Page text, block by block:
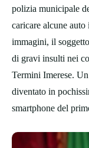
polizia municipale
caricare alcune
immagini, il
di gravi insulti nei
Termini Imerese.
diventato in
smartphone del